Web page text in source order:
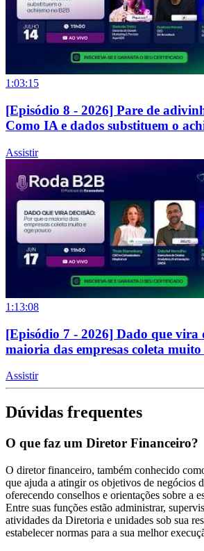
1:03:15
[Episódio 8 - 2026] Pare de
Como IA e dados substituem o
Assistir
1:13:08
[Episódio 7 - 2026] Dado que vira
maioria das empresas coleta muito
Assistir
Dúvidas frequentes
O que faz um Diretor Financeiro?
O diretor financeiro, também conhecido
que ajuda a atingir os objetivos de negócios
oferecendo conselhos e orientações sobre a
Entre suas funções estão administrar,
atividades da Diretoria e unidades sob sua
estabelecer normas para a sua melhor